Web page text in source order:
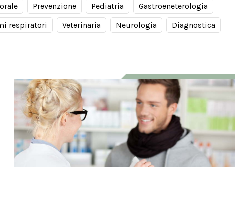
Prevenzione Pediatria
Gastroeneterologia
respiratori Veterinaria Neurologia
Diagnostica